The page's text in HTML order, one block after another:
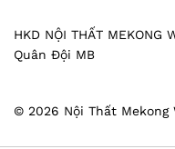
© 2026 Nội Thất Mekong
HKD NỘI THẤT MEKONG
Quân Đội MB